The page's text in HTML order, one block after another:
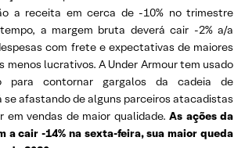
a receita em cerca de -10% no trimestre
a margem bruta deverá cair -2% a/a
com frete e expectativas de maiores
menos lucrativos. A Under Armour tem usado
para contornar gargalos da cadeia de
se afastando de alguns parceiros atacadistas
em vendas de maior qualidade. As ações da
a cair -14% na sexta-feira, sua maior queda